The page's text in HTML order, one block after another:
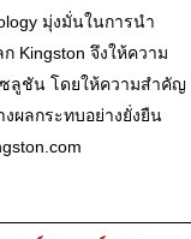
มุ่งมั่นในการนำ
Kingston จึงให้ความ
ซลูชัน โดยให้ความสำคัญ
ผลกระทบอย่างยั่งยืน